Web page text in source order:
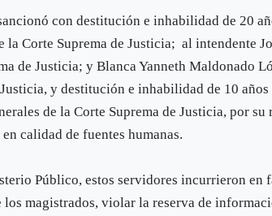
con destitución e inhabilidad de 20
la Corte Suprema de Justicia; al intendente
de Justicia; y Blanca Yanneth Maldonado
Justicia, y destitución e inhabilidad de 10
de la Corte Suprema de Justicia, por
calidad de fuentes humanas.
Público, estos servidores incurrieron
magistrados, violar la reserva de